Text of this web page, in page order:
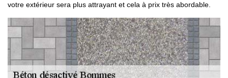
votre extérieur sera plus attrayant et cela à prix très abordable.